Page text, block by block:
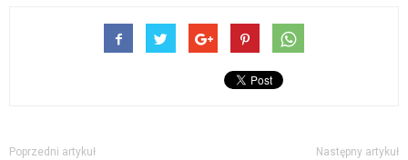
Poprzedni artykuł Następny artykuł